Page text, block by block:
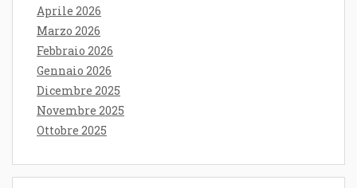
Aprile 2026
Marzo 2026
Febbraio 2026
Gennaio 2026
Dicembre 2025
Novembre 2025
Ottobre 2025